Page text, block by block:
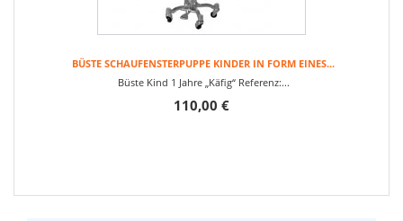
BÜSTE SCHAUFENSTERPUPPE KINDER IN FORM EINES...
Büste Kind 1 Jahre „Käfig“ Referenz:...
110,00 €